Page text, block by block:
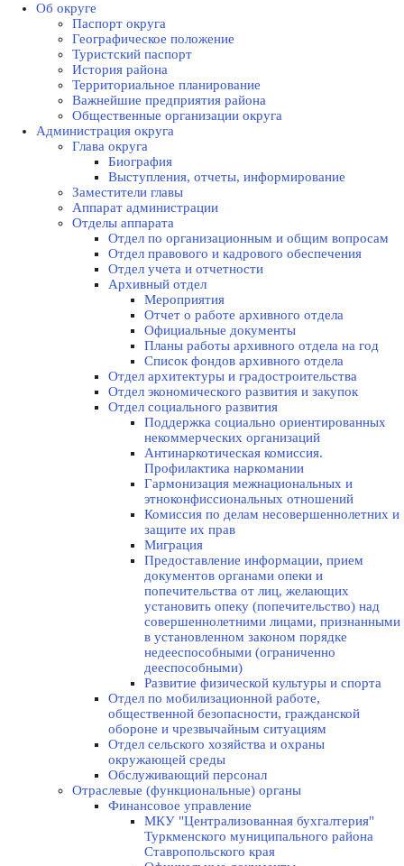
Об округе
Паспорт округа
Географическое положение
Туристский паспорт
История района
Территориальное планирование
Важнейшие предприятия района
Общественные организации округа
Администрация округа
Глава округа
Биография
Выступления, отчеты, информирование
Заместители главы
Аппарат администрации
Отделы аппарата
Отдел по организационным и общим вопросам
Отдел правового и кадрового обеспечения
Отдел учета и отчетности
Архивный отдел
Мероприятия
Отчет о работе архивного отдела
Официальные документы
Планы работы архивного отдела на год
Список фондов архивного отдела
Отдел архитектуры и градостроительства
Отдел экономического развития и закупок
Отдел социального развития
Поддержка социально ориентированных
некоммерческих организаций
Антинаркотическая комиссия.
Профилактика наркомании
Гармонизация межнациональных и
этноконфиссиональных отношений
Комиссия по делам несовершеннолетних и
защите их прав
Миграция
Предоставление информации, прием
документов органами опеки и
попечительства от лиц, желающих
установить опеку (попечительство) над
совершеннолетними лицами, признанными
в установленном законом порядке
недееспособными (ограниченно
дееспособными)
Развитие физической культуры и спорта
Отдел по мобилизационной работе,
общественной безопасности, гражданской
оборонe и чрезвычайным ситуациям
Отдел сельского хозяйства и охраны
окружающей среды
Обслуживающий персонал
Отраслевые (функциональные) органы
Финансовое управление
МКУ "Централизованная бухгалтерия"
Туркменского муниципального района
Ставропольского края